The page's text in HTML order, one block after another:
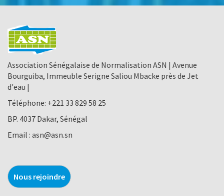
Association Sénégalaise de Normalisation ASN | Avenue
Bourguiba, Immeuble Serigne Saliou Mbacke près de Jet
d'eau |
Téléphone: +221 33 829 58 25
BP. 4037 Dakar, Sénégal
Email : asn@asn.sn
Nous rejoindre